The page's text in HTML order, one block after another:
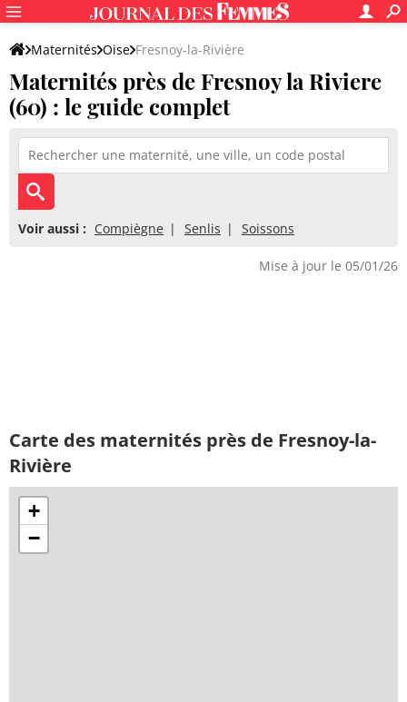
Maternités Oise Fresnoy-la-Rivière
Maternités près de Fresnoy la Riviere
(60) : le guide complet
Voir aussi : Compiègne Senlis Soissons
Mise à jour le 05/01/26
Carte des maternités près de Fresnoy-la-
Rivière
+
−